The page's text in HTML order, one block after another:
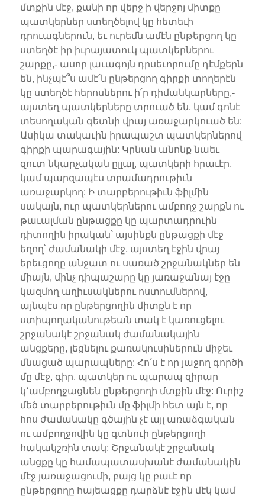
մտքին մէջ, քանի որ վերջ ի վերջոյ միտքը
պատկերներ ստեղծելով կը հետեւի
դրուագներուն, եւ ուրեմն ամէն ընթերցող կը
ստեղծէ իր իւրայատուկ պատկերներու
շարքը,- ասոր լաւագոյն դրսեւորումը դէմքերն
են, ինչպէ՞ս ամէ՛ն ընթերցող գիրքի տողերէն
կը ստեղծէ հերոսներու ի՛ր դիմանկարները,-
այստեղ պատկերները տրուած են, կամ գոնէ
տեսողական գետնի վրայ առաջարկուած են:
Ասիկա տակաւին իրապաշտ պատկերներով
գիրքի պարագային: Կրնան անոնք նաեւ
զուտ նկարչական ըլլալ, պատկերի հրաւէր,
կամ պարզապէս տրամադրութիւն
առաջարկող: Ի տարբերութիւն ֆիլմին
սակայն, ուր պատկերներու ամբողջ շարքն ու
թաւալման ընթացքը կը պարտադրուին
դիտողին իրական՝ այսինքն ընթացքի մէջ
եղող՝ ժամանակի մէջ, այստեղ էջին վրայ
երեւցողը անջատ ու սառած շրջանակներ են
միայն, մինչ դիպաշարը կը յառաջանայ էջը
կազմող աղիւսակներու ոստումներով,
այնպէս որ ընթերցողին միտքն է որ
ստիպողականութեան տակ է կառուցելու
շրջանակէ շրջանակ ժամանակային
անցքերը, լեցնելու քառակուսիներուն միջեւ
մնացած պարապները: Հո՛ս է որ յաջող գործի
մը մէջ, գիր, պատկեր ու պարապ զիրար
կ՚ամբողջացնեն ընթերցողի մտքին մէջ: Ուրիշ
մեծ տարբերութիւն մը ֆիլմի հետ այն է, որ
հոս ժամանակը գծային չէ այլ առաձգական
ու ամբողջովին կը գտնուի ընթերցողի
հակակշռին տակ: Շրջանակէ շրջանակ
անցքը կը համապատասխանէ ժամանակին
մէջ յառաջացումի, բայց կը բաւէ որ
ընթերցողը հայեացքը դարձնէ էջին մէկ կամ